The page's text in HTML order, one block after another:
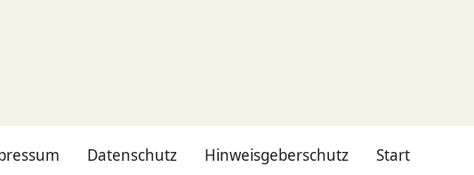
Datenschutz Hinweisgeberschutz Start